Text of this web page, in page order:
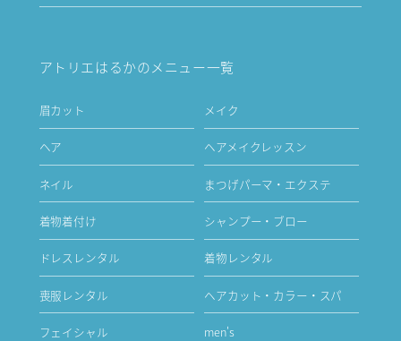
アトリエはるかのメニュー一覧
眉カット メイク
ヘア ヘアメイクレッスン
ネイル まつげパーマ・エクステ
着物着付け シャンプー・ブロー
ドレスレンタル 着物レンタル
喪服レンタル ヘアカット・カラー・スパ
フェイシャル men's